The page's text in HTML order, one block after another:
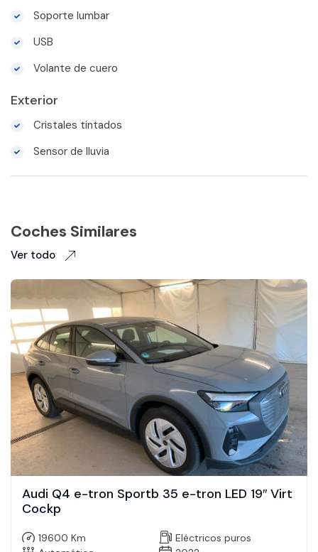
Soporte lumbar
USB
Volante de cuero
Exterior
Cristales tintados
Sensor de lluvia
Coches Similares
Ver todo
Audi Q4 e-tron Sportb 35 e-tron LED 19″ Virt
Cockp
19600 Km
Eléctricos puros